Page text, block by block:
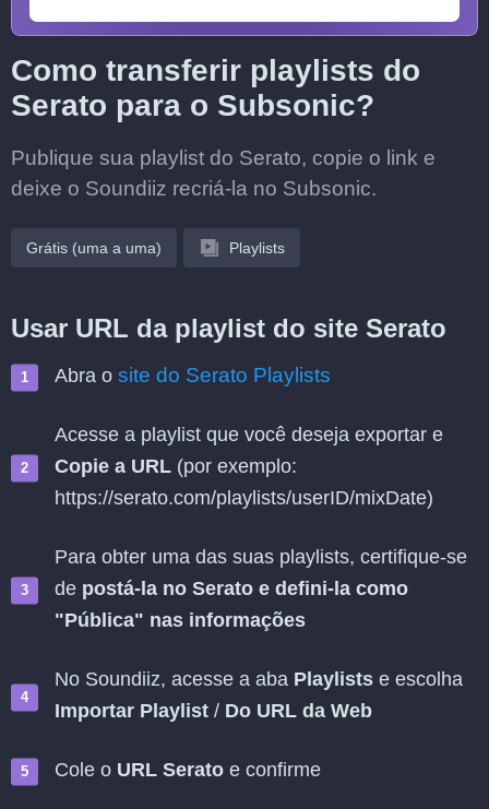
Como transferir playlists do
Serato para o Subsonic?
Publique sua playlist do Serato, copie o link e
deixe o Soundiiz recriá-la no Subsonic.
Grátis (uma a uma) Playlists
Usar URL da playlist do site Serato
Abra o site do Serato Playlists
Acesse a playlist que você deseja exportar e
Copie a URL (por exemplo:
https://serato.com/playlists/userID/mixDate)
Para obter uma das suas playlists, certifique-se
de postá-la no Serato e defini-la como
"Pública" nas informações
No Soundiiz, acesse a aba Playlists e escolha
Importar Playlist / Do URL da Web
Cole o URL Serato e confirme